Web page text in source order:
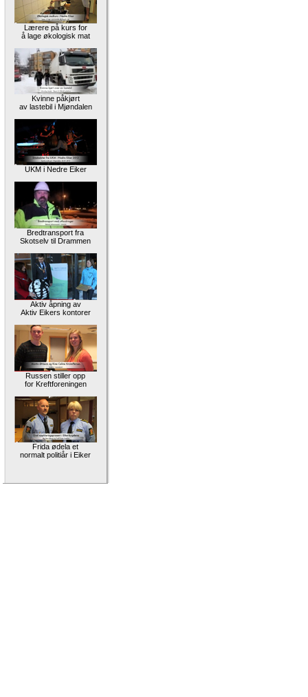
Lærere på kurs for
å lage økologisk mat
Kvinne påkjørt
av lastebil i Mjøndalen
UKM i Nedre Eiker
Bredtransport fra
Skotselv til Drammen
Aktiv åpning av
Aktiv Eikers kontorer
Russen stiller opp
for Kreftforeningen
Frida ødela et
normalt politiår i Eiker